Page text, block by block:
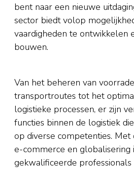
bent naar een nieuwe
sector biedt volop
vaardigheden te ontwikkelen
bouwen.
Van het beheren van
transportroutes tot het
logistieke processen, er zijn
functies binnen de logistiek
op diverse competenties. Met
e-commerce en globalisering
gekwalificeerde